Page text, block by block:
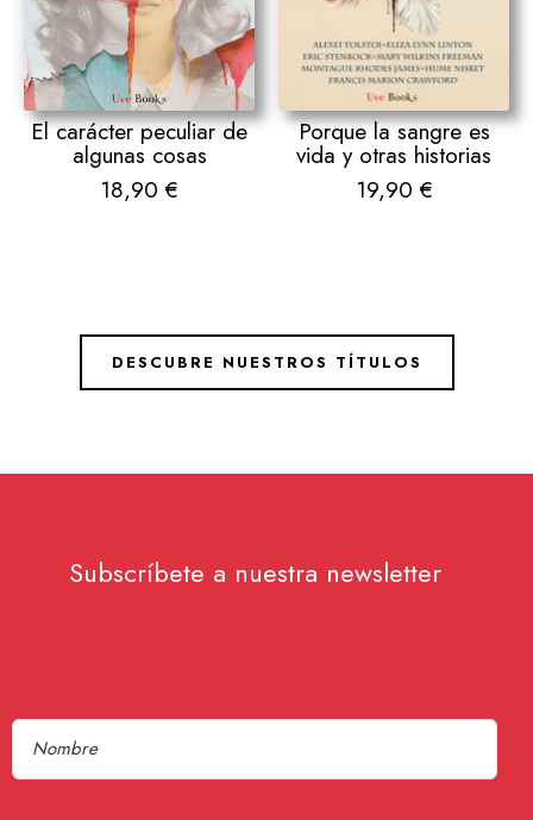
El carácter peculiar de
algunas cosas
18,90 €
Porque la sangre es
vida y otras historias
19,90 €
DESCUBRE NUESTROS TÍTULOS
Subscríbete a nuestra newsletter